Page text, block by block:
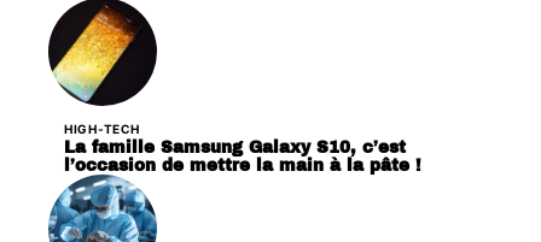
HIGH-TECH
La famille Samsung Galaxy S10, c’est
l’occasion de mettre la main à la pâte !